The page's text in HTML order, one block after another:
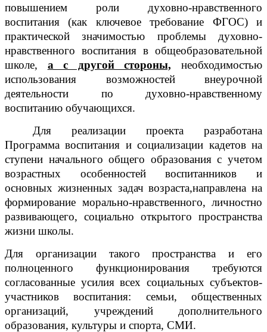
повышением роли духовно-нравственного
воспитания (как ключевое требование ФГОС) и
практической значимостью проблемы духовно-
нравственного воспитания в общеобразовательной
школе, а с другой стороны, необходимостью
использования возможностей внеурочной
деятельности по духовно-нравственному
воспитанию обучающихся.
Для реализации проекта разработана
Программа воспитания и социализации кадетов на
ступени начального общего образования с учетом
возрастных особенностей воспитанников и
основных жизненных задач возраста,направлена на
формирование морально-нравственного, личностно
развивающего, социально открытого пространства
жизни школы.
Для организации такого пространства и его
полноценного функционирования требуются
согласованные усилия всех социальных субъектов-
участников воспитания: семьи, общественных
организаций, учреждений дополнительного
образования, культуры и спорта, СМИ.